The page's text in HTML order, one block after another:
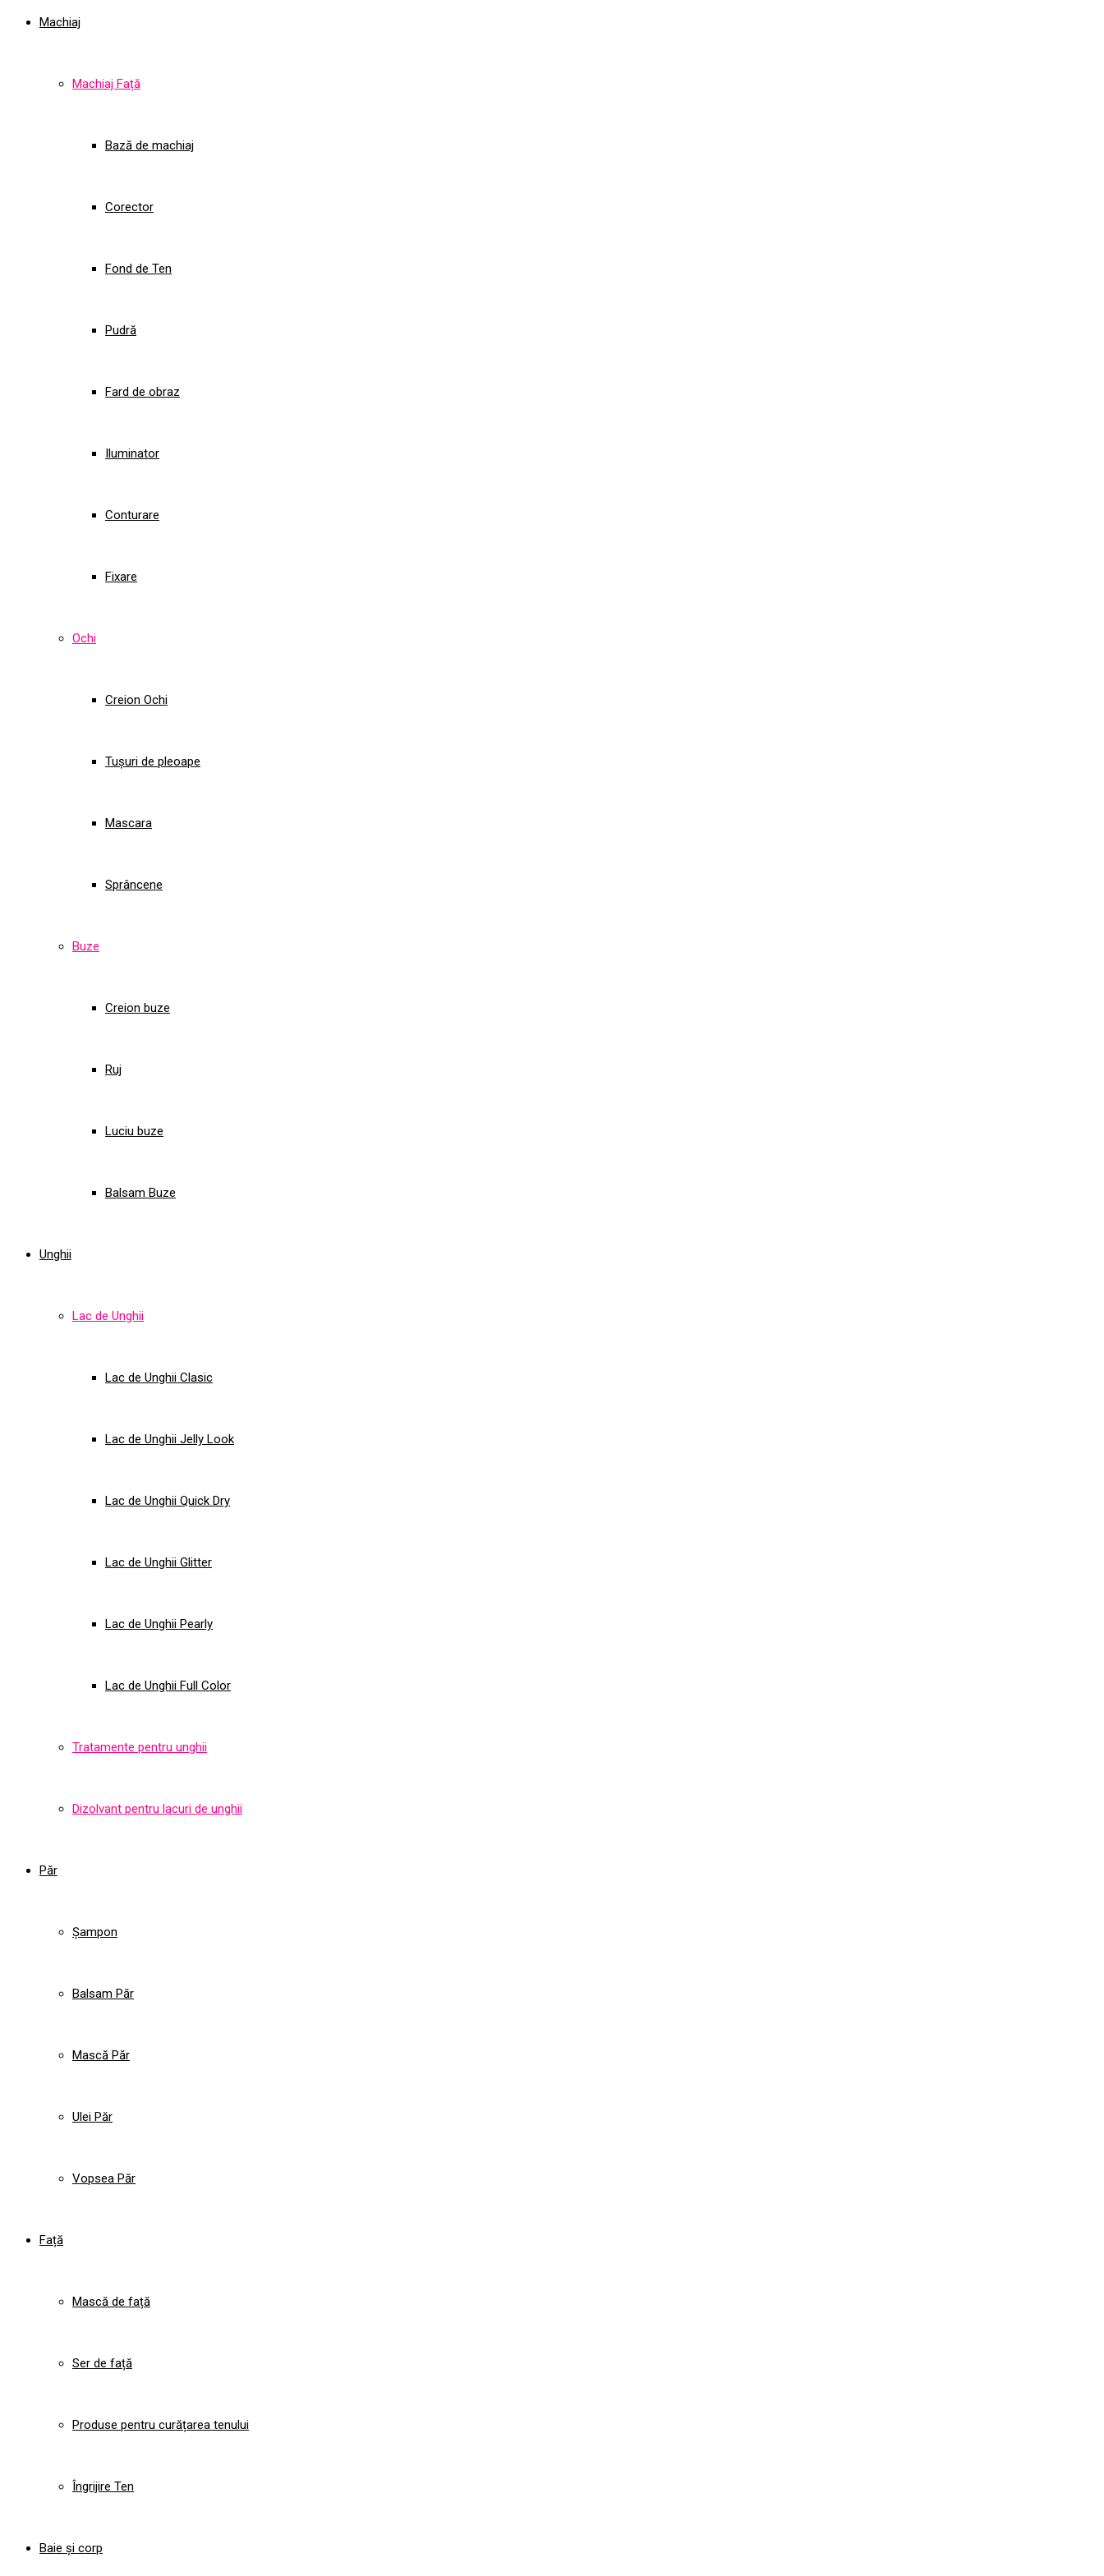
Machiaj
Machiaj Față
Bază de machiaj
Corector
Fond de Ten
Pudră
Fard de obraz
Iluminator
Conturare
Fixare
Ochi
Creion Ochi
Tușuri de pleoape
Mascara
Sprâncene
Buze
Creion buze
Ruj
Luciu buze
Balsam Buze
Unghii
Lac de Unghii
Lac de Unghii Clasic
Lac de Unghii Jelly Look
Lac de Unghii Quick Dry
Lac de Unghii Glitter
Lac de Unghii Pearly
Lac de Unghii Full Color
Tratamente pentru unghii
Dizolvant pentru lacuri de unghii
Păr
Șampon
Balsam Păr
Mască Păr
Ulei Păr
Vopsea Păr
Față
Mască de față
Ser de față
Produse pentru curățarea tenului
Îngrijire Ten
Baie și corp